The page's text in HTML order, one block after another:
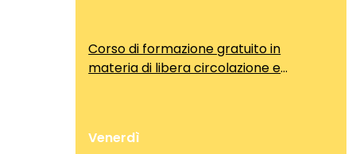
Corso di formazione gratuito in
materia di libera circolazione e
Venerdì